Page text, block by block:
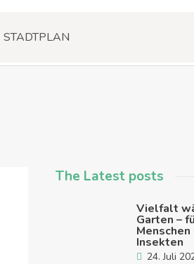
STADTPLAN
The Latest posts
Vielfalt
Garten –
Insekten
24. Juli